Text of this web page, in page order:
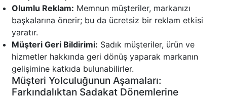
Olumlu Reklam: Memnun müşteriler, markanızı
başkalarına önerir; bu da ücretsiz bir reklam etkisi
yaratır.
Müşteri Geri Bildirimi: Sadık müşteriler, ürün ve
hizmetler hakkında geri dönüş yaparak markanın
gelişimine katkıda bulunabilirler.
Müşteri Yolculuğunun Aşamaları:
Farkındalıktan Sadakat Dönemlerine